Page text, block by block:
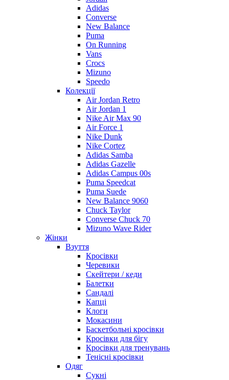
Adidas
Converse
New Balance
Puma
On Running
Vans
Crocs
Mizuno
Speedo
Колекції
Air Jordan Retro
Air Jordan 1
Nike Air Max 90
Air Force 1
Nike Dunk
Nike Cortez
Adidas Samba
Adidas Gazelle
Adidas Campus 00s
Puma Speedcat
Puma Suede
New Balance 9060
Chuck Taylor
Converse Chuck 70
Mizuno Wave Rider
Жінки
Взуття
Кросівки
Черевики
Скейтери / кеди
Балетки
Сандалі
Капці
Клоги
Мокасини
Баскетбольні кросівки
Кросівки для бігу
Кросівки для тренувань
Тенісні кросівки
Одяг
Сукні